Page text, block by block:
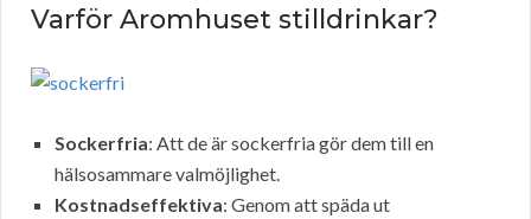
Varför Aromhuset stilldrinkar?
Sockerfria: Att de är sockerfria gör dem till en
hälsosammare valmöjlighet.
Kostnadseffektiva: Genom att späda ut